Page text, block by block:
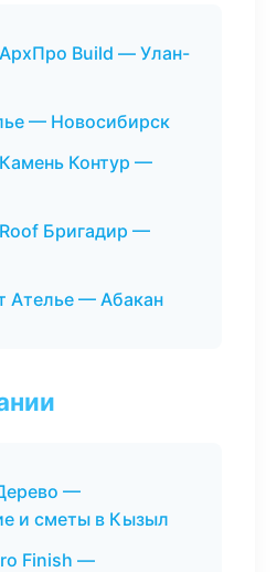
Build — Улан-
— Новосибирск
Контур —
Бригадир —
Ателье — Абакан
—
и сметы в Кызыл
Finish —